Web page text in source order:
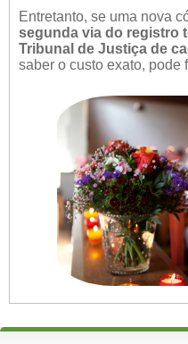
Entretanto, se uma nova
segunda via do registro
Tribunal de Justiça de
saber o custo exato, pode